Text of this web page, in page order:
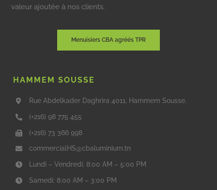
valeur ajoutée à nos clients.
Menuisiers CBA agréés TPR
HAMMEM SOUSSE
Rue Abdelkader Daghrira 4011, Hammem Sousse.
(+216) 98 775 455
(+216) 73 366 998
commercialHS@cbaluminium.tn
Lundi – Vendredi: 8:00 AM – 5:00 PM
Samedi: 8:00 AM – 3:00 PM